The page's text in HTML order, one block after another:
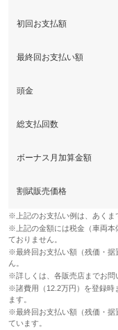
備考
初回お支払額
最終回お支払い額
頭金
総支払回数
ボーナス月加算金額
割賦販売価格
※上記のお支払い例は、あくま
※上記の金額には税金（車両本
ておりません。
※最終回お支払い額（残価・据
ん。
※詳しくは、各販売店までお問
※諸費用（12.2万円）を登録時
ます。
※最終回お支払い額（残価・据
ています。